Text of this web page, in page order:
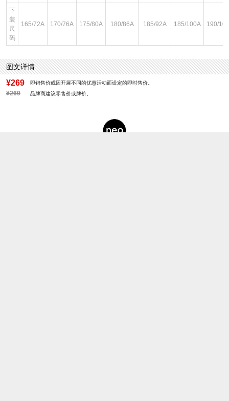
下
装
尺
码
165/72A 170/76A 175/80A 180/86A 185/92A 185/100A 190/
图文详情
¥269 即销售价或因开展不同的优惠活动而设定的即时售价。
¥269 品牌商建议零售价或牌价。